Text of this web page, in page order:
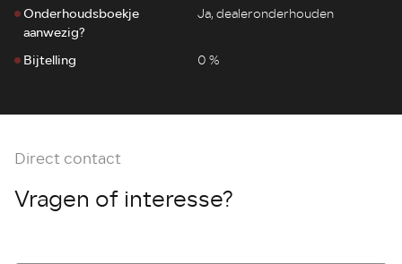
Onderhoudsboekje
aanwezig?
Ja, dealeronderhouden
Bijtelling 0 %
Direct contact
Vragen of interesse?